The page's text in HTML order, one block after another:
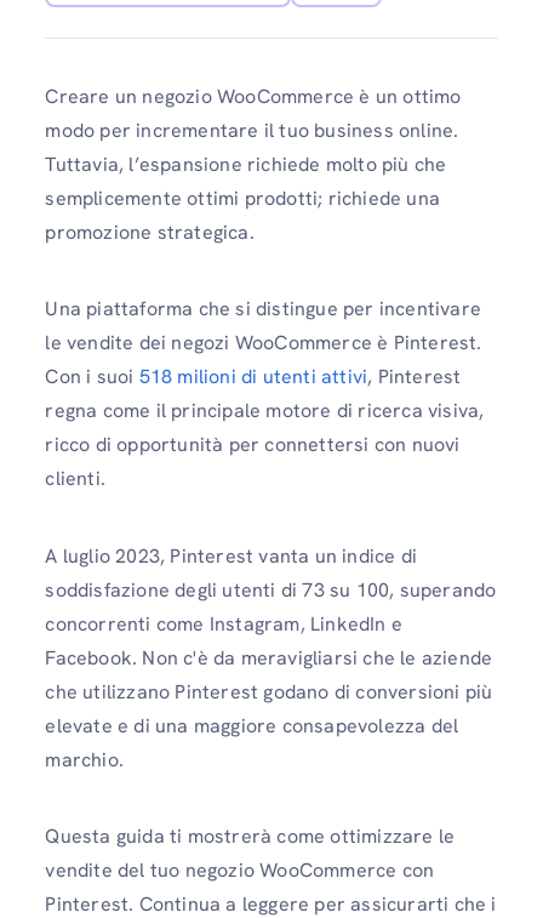
Creare un negozio WooCommerce è un ottimo
modo per incrementare il tuo business online.
Tuttavia, l’espansione richiede molto più che
semplicemente ottimi prodotti; richiede una
promozione strategica.
Una piattaforma che si distingue per incentivare
le vendite dei negozi WooCommerce è Pinterest.
Con i suoi 518 milioni di utenti attivi, Pinterest
regna come il principale motore di ricerca visiva,
ricco di opportunità per connettersi con nuovi
clienti.
A luglio 2023, Pinterest vanta un indice di
soddisfazione degli utenti di 73 su 100, superando
concorrenti come Instagram, LinkedIn e
Facebook. Non c'è da meravigliarsi che le aziende
che utilizzano Pinterest godano di conversioni più
elevate e di una maggiore consapevolezza del
marchio.
Questa guida ti mostrerà come ottimizzare le
vendite del tuo negozio WooCommerce con
Pinterest. Continua a leggere per assicurarti che i